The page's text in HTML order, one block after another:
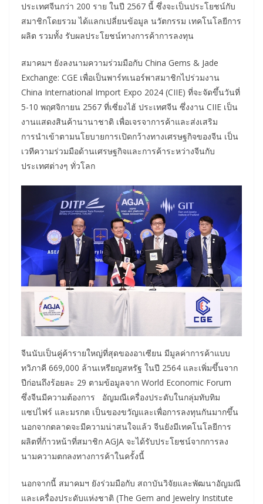
ประเทศจีนกว่า 200 ราย ในปี 2567 นี้ ซึ่งจะเป็นประโยชน์กับ
สมาชิกโดยรวม ได้แลกเปลี่ยนข้อมูล นวัตกรรม เทคโนโลยีการ
ผลิต รวมทั้ง รับผลประโยชน์ทางการค้าการลงทุน
สมาคมฯ ยังลงนามความร่วมมือกับ China Gems & Jade
Exchange: CGE เพื่อเป็นพาร์ทเนอร์พาสมาชิกไปร่วมงาน
China International Import Expo 2024 (CIIE) ที่จะจัดขึ้นวันที่
5-10 พฤศจิกายน 2567 ที่เซี่ยงไฮ้ ประเทศจีน ซึ่งงาน CIIE เป็น
งานแสดงสินค้านานาชาติ เพื่อเจรจาการค้าและส่งเสริม
การนำเข้าตามนโยบายการเปิดกว้างทางเศรษฐกิจของจีน เป็น
เวทีความร่วมมือด้านเศรษฐกิจและการค้าระหว่างจีนกับ
ประเทศต่างๆ ทั่วโลก
จีนนับเป็นคู่ค้ารายใหญ่ที่สุดของอาเซียน มีมูลค่าการค้าแบบ
ทวิภาคี 669,000 ล้านเหรียญสหรัฐ ในปี 2564 และเพิ่มขึ้นจาก
ปีก่อนถึงร้อยละ 29 ตามข้อมูลจาก World Economic Forum
ซึ่งจีนมีความต้องการ อัญมณีเครื่องประดับในกลุ่มทับทิม
แซปไฟร์ และมรกต เป็นของขวัญและเพื่อการลงทุนกันมากขึ้น
นอกจากตลาดจะมีความน่าสนใจแล้ว จีนยังมีเทคโนโลยีการ
ผลิตที่ก้าวหน้าที่สมาชิก AGJA จะได้รับประโยชน์จากการลง
นามความตกลงทางการค้าในครั้งนี้
นอกจากนี้ สมาคมฯ ยังร่วมมือกับ สถาบันวิจัยและพัฒนาอัญมณี
และเครื่องประดับแห่งชาติ (The Gem and Jewelry Institute